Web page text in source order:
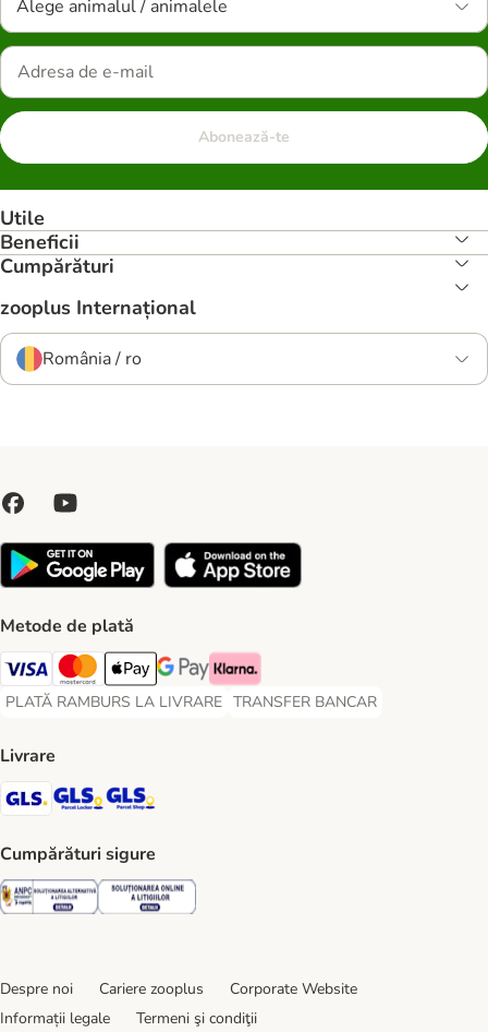
Alege animalul / animalele
Abonează-te
Utile
Beneficii
Cumpărături
zooplus Internațional
România / ro
Metode de plată
Visa Payment Method
Master Card Payment Method
Apple Pay Payment Method
Google Pay Payment Method
Klarna Payment Method
PLATĂ RAMBURS LA LIVRARE
PLATĂ RAMBURS LA LIVRARE Payment Method
TRANSFER BANCAR
TRANSFER BANCAR Payment
Livrare
GLS Shipping Method
GLS Locker Shipping Method
Cumpărături sigure
Security Security
Despre noi Cariere zooplus
Corporate Website
Informații legale
Termeni şi condiţii